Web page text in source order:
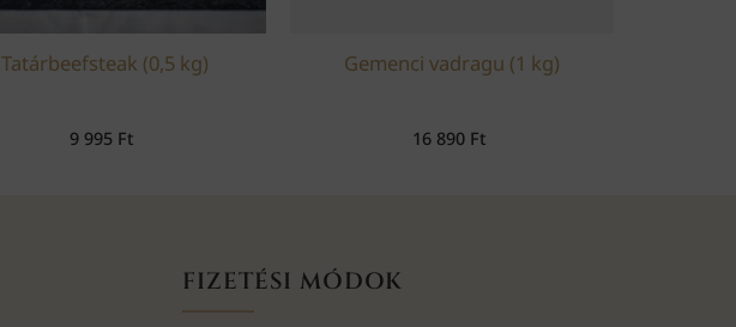
Tatárbeefsteak (0,5 kg)
9 995 Ft
Gemenci vadragu (1 kg)
16 890 Ft
FIZETÉSI MÓDOK